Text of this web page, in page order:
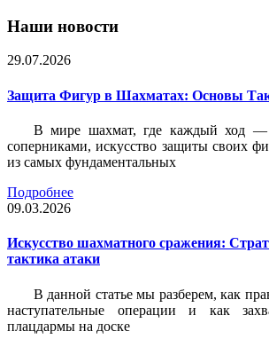
Наши новости
29.07.2026
Защита Фигур в Шахматах: Основы
В мире шахмат, где каждый ход —
соперниками, искусство защиты своих
из самых фундаментальных
Подробнее
09.03.2026
Искусство шахматного сражения:
тактика атаки
В данной статье мы разберем, как
наступательные операции и как
плацдармы на доске